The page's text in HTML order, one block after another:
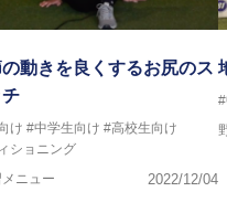
動きを良くするお尻のス
チ
け #中学生向け #高校生向け
ショニング
ニュー
2022/12/04